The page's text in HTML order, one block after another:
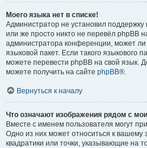
Моего языка нет в списке!
Администратор не установил
или же просто никто не перевёл phpBB
администратора конференции, может
языковой пакет. Если такого языкового
можете перевести phpBB на свой
можете получить на сайте phpBB®.
Вернуться к началу
Что означают изображения рядом с
Вместе с именем пользователя могут
Одно из них может относиться к вашему
квадратики или точки, указывающие на